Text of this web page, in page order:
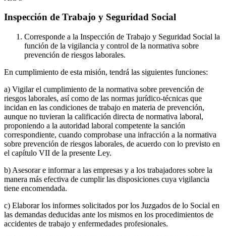
Inspección de Trabajo y Seguridad Social
Corresponde a la Inspección de Trabajo y Seguridad Social la
función de la vigilancia y control de la normativa sobre
prevención de riesgos laborales.
En cumplimiento de esta misión, tendrá las siguientes funciones:
a) Vigilar el cumplimiento de la normativa sobre prevención de
riesgos laborales, así como de las normas jurídico-técnicas que
incidan en las condiciones de trabajo en materia de prevención,
aunque no tuvieran la calificación directa de normativa laboral,
proponiendo a la autoridad laboral competente la sanción
correspondiente, cuando comprobase una infracción a la normativa
sobre prevención de riesgos laborales, de acuerdo con lo previsto en
el capítulo VII de la presente Ley.
b) Asesorar e informar a las empresas y a los trabajadores sobre la
manera más efectiva de cumplir las disposiciones cuya vigilancia
tiene encomendada.
c) Elaborar los informes solicitados por los Juzgados de lo Social en
las demandas deducidas ante los mismos en los procedimientos de
accidentes de trabajo y enfermedades profesionales.